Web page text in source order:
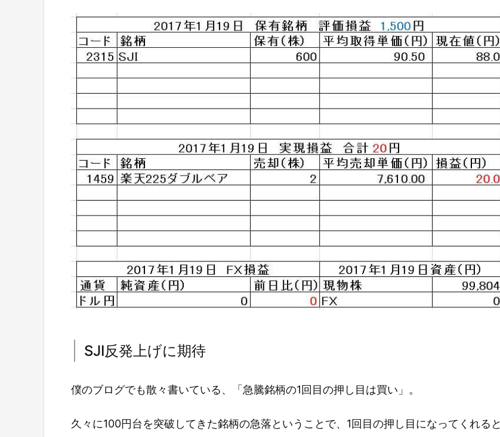
SJI反発上げに期待
僕のブログでも散々書いている、「急騰銘柄の1回目の押し目は買い」。
久々に100円台を突破してきた銘柄の急落ということで、1回目の押し目になってくれると